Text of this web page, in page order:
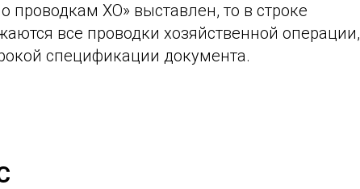
проводкам ХО» выставлен, то в строке
все проводки хозяйственной операции,
спецификации документа.